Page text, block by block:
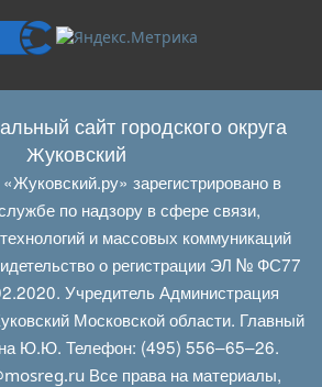
сайт городского округа
Жуковский
зарегистрировано в
по надзору в сфере связи,
и массовых коммуникаций
о регистрации ЭЛ № ФС77
Учредитель Администрация
Московской области. Главный
Ю.Ю. Телефон: (495) 556–65–26.
Все права на материалы,